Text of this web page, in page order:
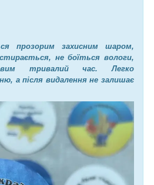
прозорим захисним шаром,
не боїться вологи,
тривалий час.Легко
а після видалення не залишає